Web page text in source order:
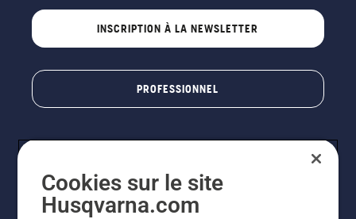
INSCRIPTION À LA NEWSLETTER
PROFESSIONNEL
Cookies sur le site
Husqvarna.com